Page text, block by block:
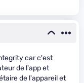
car c'est
de l'app et
de l'appareil et